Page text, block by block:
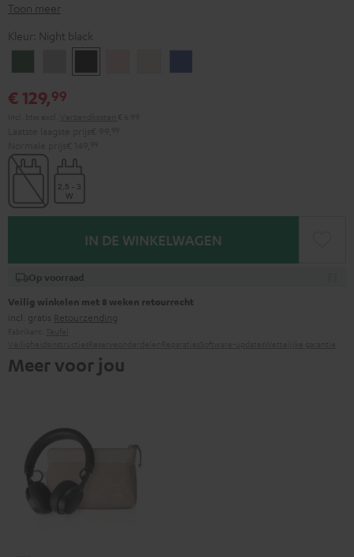
Toon meer
Kleur: Night black
gray
black
white
€ 129,99
IN DE WINKELWAGEN
Op voorraad
Veilig winkelen met 8 weken retourrecht
incl. gratis Retourzending
Meer voor jou